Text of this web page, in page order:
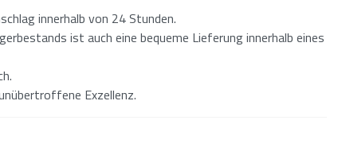
innerhalb von 24 Stunden.
ist auch eine bequeme Lieferung innerhalb eines
Exzellenz.